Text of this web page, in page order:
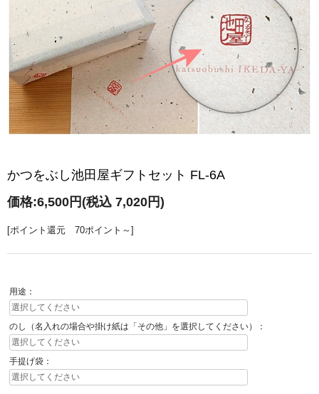
かつをぶし池田屋ギフトセット FL-6A
価格:6,500円 (税込 7,020円)
[ポイント還元 70ポイント～]
用途：
のし（名入れの場合や掛け紙は「その他」を選択してください）：
手提げ袋：